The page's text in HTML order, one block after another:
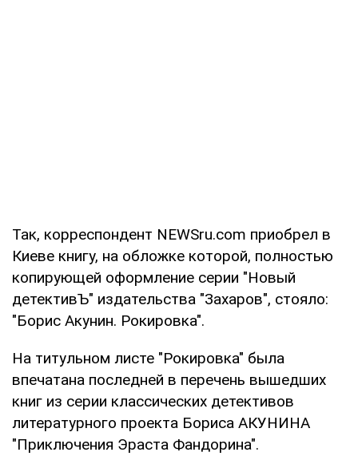
Так, корреспондент NEWSru.com приобрел в
Киеве книгу, на обложке которой, полностью
копирующей оформление серии "Новый
детективЪ" издательства "Захаров", стояло:
"Борис Акунин. Рокировка".
На титульном листе "Рокировка" была
впечатана последней в перечень вышедших
книг из серии классических детективов
литературного проекта Бориса АКУНИНА
"Приключения Эраста Фандорина".